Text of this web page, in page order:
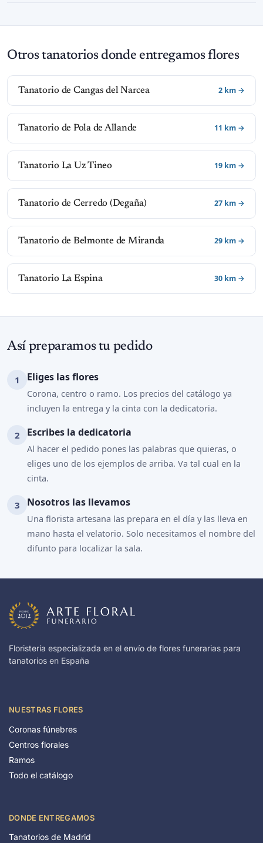
Otros tanatorios donde entregamos flores
Tanatorio de Cangas del Narcea 2 km →
Tanatorio de Pola de Allande 11 km →
Tanatorio La Uz Tineo 19 km →
Tanatorio de Cerredo (Degaña) 27 km →
Tanatorio de Belmonte de Miranda 29 km →
Tanatorio La Espina 30 km →
Así preparamos tu pedido
Eliges las flores
Corona, centro o ramo. Los precios del catálogo ya
incluyen la entrega y la cinta con la dedicatoria.
Escribes la dedicatoria
Al hacer el pedido pones las palabras que quieras, o
eliges uno de los ejemplos de arriba. Va tal cual en la
cinta.
Nosotros las llevamos
Una florista artesana las prepara en el día y las lleva en
mano hasta el velatorio. Solo necesitamos el nombre del
difunto para localizar la sala.
Floristería especializada en el envío de flores funerarias para
tanatorios en España
NUESTRAS FLORES
Coronas fúnebres
Centros florales
Ramos
Todo el catálogo
DONDE ENTREGAMOS
Tanatorios de Madrid